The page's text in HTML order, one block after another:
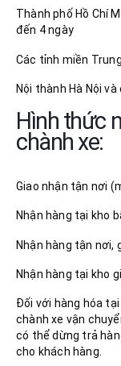
Thành phố Hồ Chí
đến 4 ngày
Các tỉnh miền
Nội thành Hà Nội
Hình thức
chành xe:
Giao nhận tận nơi
Nhận hàng tại kho
Nhận hàng tận nơi,
Nhận hàng tại kho
Đối với hàng hóa
chành xe vận
có thể dừng trả
cho khách hàng.